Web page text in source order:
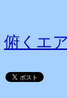
俯くエ